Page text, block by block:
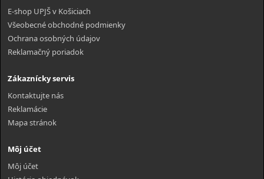
E-shop UPJŠ v Košiciach
Všeobecné obchodné podmienky
Ochrana osobných údajov
Reklamačný poriadok
Zákaznícky servis
Kontaktujte nás
Reklamácie
Mapa stránok
Môj účet
Môj účet